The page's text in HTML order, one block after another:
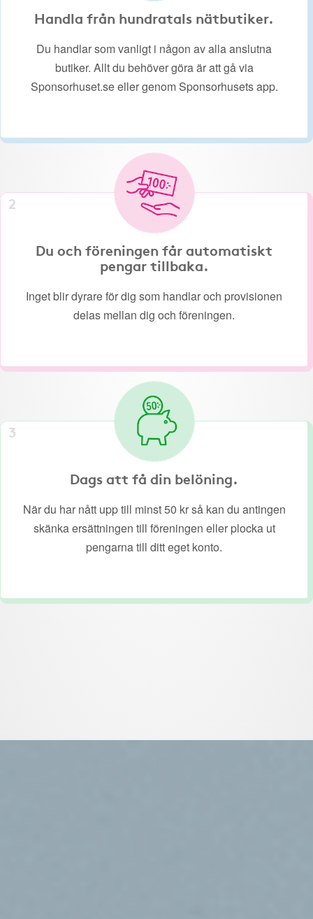
Handla från hundratals nätbutiker.
Du handlar som vanligt i någon av alla anslutna
butiker. Allt du behöver göra är att gå via
Sponsorhuset.se eller genom Sponsorhusets app.
2
Du och föreningen får automatiskt
pengar tillbaka.
Inget blir dyrare för dig som handlar och provisionen
delas mellan dig och föreningen.
3
Dags att få din belöning.
När du har nått upp till minst 50 kr så kan du antingen
skänka ersättningen till föreningen eller plocka ut
pengarna till ditt eget konto.